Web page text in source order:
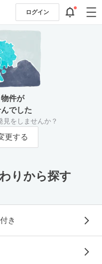
ログイン
件が
でした
見をしませんか？
更する
りから探す
き